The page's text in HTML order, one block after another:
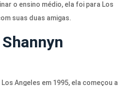
o ensino médio, ela foi para Los
suas duas amigas.
Angeles em 1995, ela começou a